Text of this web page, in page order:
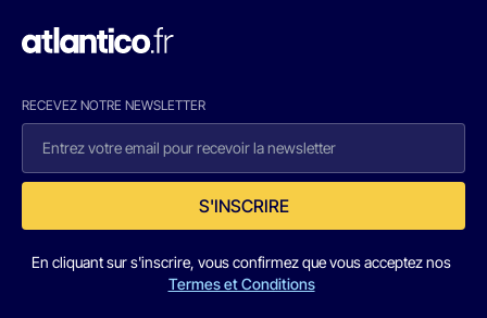
RECEVEZ NOTRE NEWSLETTER
S'INSCRIRE
En cliquant sur s'inscrire, vous confirmez que vous acceptez nos
Termes et Conditions